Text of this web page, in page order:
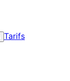
Tarifs